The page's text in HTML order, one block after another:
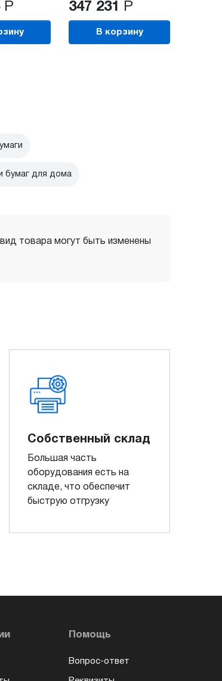
Р 347 231 Р
В корзину
бумаг для дома
товара могут быть изменены
Собственный склад
Большая часть
оборудования есть на
складе, что обеспечит
быструю отгрузку
Помощь
Вопрос-ответ